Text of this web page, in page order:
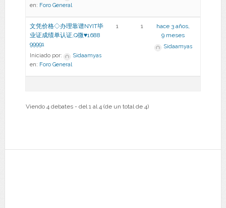
en: Foro General
文凭价格◇办理靠谱NYIT毕
业证成绩单认证,Q微♥1688
99991
Iniciado por:
Sidaamyas
en: Foro General
1 1
hace 3 años,
9 meses
Sidaamyas
Viendo 4 debates - del 1 al 4 (de un total de 4)